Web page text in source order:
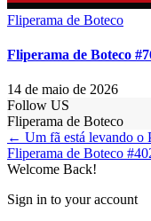
Fliperama de Boteco
Fliperama de Boteco
14 de maio de 2026
Follow US
Fliperama de Boteco
← Um fã está levando o
Fliperama de Boteco
Welcome Back!
Sign in to your account